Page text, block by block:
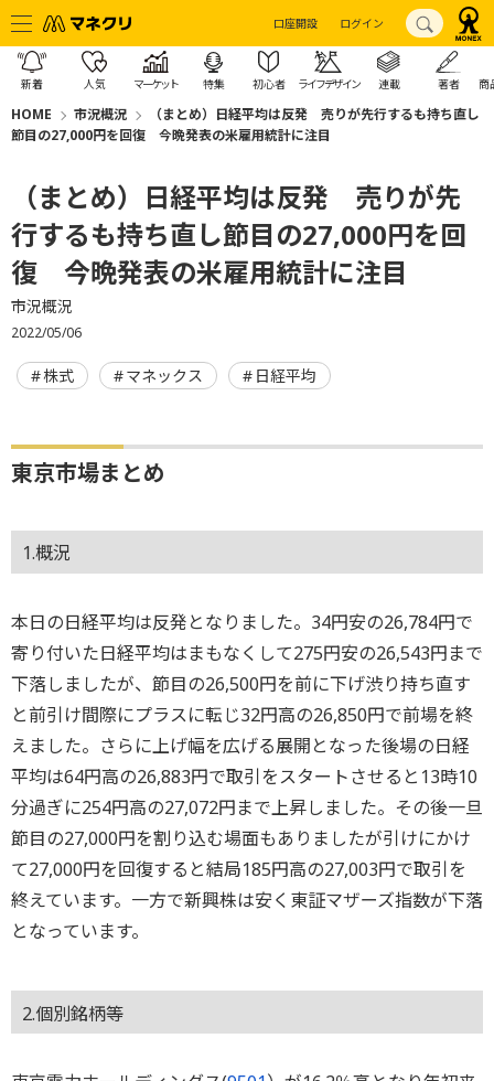
口座開設 ログイン
新着 人気 マーケット 特集 初心者 ライフデザイン 連載 著者 商
HOME 市況概況
（まとめ）日経平均は反発 売りが先行するも持ち直し
節目の27,000円を回復 今晩発表の米雇用統計に注目
（まとめ）日経平均は反発 売りが先
行するも持ち直し節目の27,000円を回
復 今晩発表の米雇用統計に注目
市況概況
2022/05/06
株式 マネックス 日経平均
東京市場まとめ
1.概況
本日の日経平均は反発となりました。34円安の26,784円で
寄り付いた日経平均はまもなくして275円安の26,543円まで
下落しましたが、節目の26,500円を前に下げ渋り持ち直す
と前引け間際にプラスに転じ32円高の26,850円で前場を終
えました。さらに上げ幅を広げる展開となった後場の日経
平均は64円高の26,883円で取引をスタートさせると13時10
分過ぎに254円高の27,072円まで上昇しました。その後一旦
節目の27,000円を割り込む場面もありましたが引けにかけ
て27,000円を回復すると結局185円高の27,003円で取引を
終えています。一方で新興株は安く東証マザーズ指数が下落
となっています。
2.個別銘柄等